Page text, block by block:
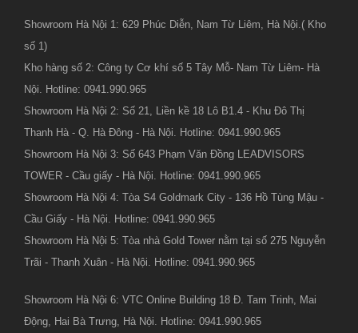
Showroom Hà Nội 1: 629 Phúc Diễn, Nam Từ Liêm, Hà Nội.( Kho
số 1)
Kho hàng số 2: Công ty Cơ khí số 5 Tây Mỗ- Nam Từ Liêm- Hà
Nội. Hotline: 0941.990.965
Showroom Hà Nội 2: Số 21, Liền kề 18 Lô B1.4 - Khu Đô Thị
Thanh Hà - Q. Hà Đông - Hà Nội. Hotline: 0941.990.965
Showroom Hà Nội 3: Số 643 Phạm Văn Đồng LEADVISORS
TOWER - Cầu giấy - Hà Nội. Hotline: 0941.990.965
Showroom Hà Nội 4: Tòa S4 Goldmark City - 136 Hồ Tùng Mậu -
Cầu Giấy - Hà Nội. Hotline: 0941.990.965
Showroom Hà Nội 5: Tòa nhà Gold Tower nằm tại số 275 Nguyễn
Trãi - Thanh Xuân - Hà Nội. Hotline: 0941.990.965
Showroom Hà Nội 6: VTC Online Building 18 Đ. Tam Trinh, Mai
Động, Hai Bà Trưng, Hà Nội. Hotline: 0941.990.965